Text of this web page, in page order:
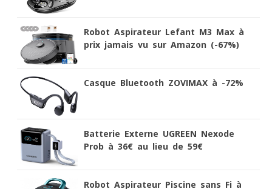
Robot Aspirateur Lefant M3 Max à
prix jamais vu sur Amazon (-67%)
Casque Bluetooth ZOVIMAX à -72%
Batterie Externe UGREEN Nexode
Prob à 36€ au lieu de 59€
Robot Aspirateur Piscine sans Fi à